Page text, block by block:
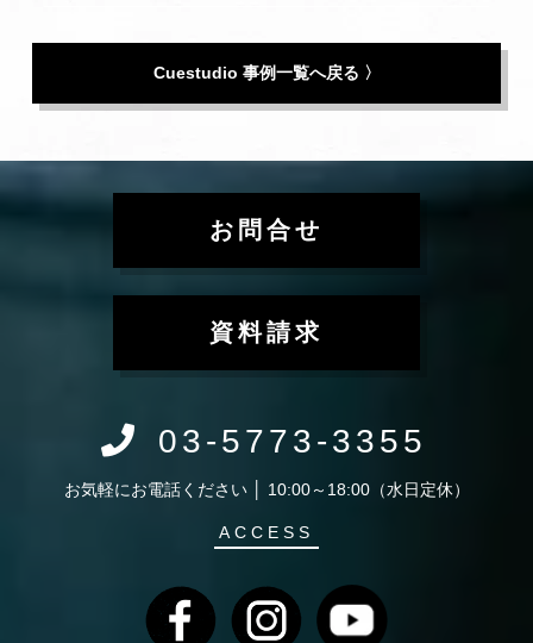
Cuestudio 事例一覧へ戻る 〉
お問合せ
資料請求
03-5773-3355
お気軽にお電話ください │ 10:00～18:00（水日定休）
ACCESS